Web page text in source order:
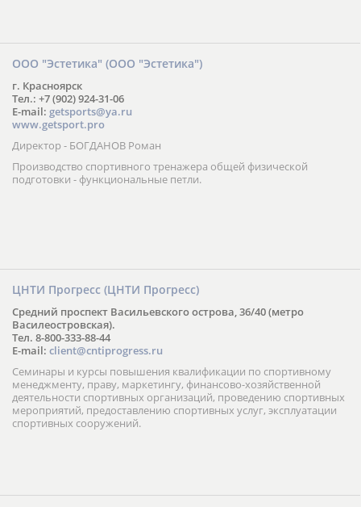
ООО "Эстетика" (ООО "Эстетика")
г. Красноярск
Тел.: +7 (902) 924-31-06
E-mail: getsports@ya.ru
www.getsport.pro
Директор - БОГДАНОВ Роман
Производство спортивного тренажера общей физической
подготовки - функциональные петли.
ЦНТИ Прогресс (ЦНТИ Прогресс)
Средний проспект Васильевского острова, 36/40 (метро
Василеостровская).
Тел. 8-800-333-88-44
E-mail: client@cntiprogress.ru
Семинары и курсы повышения квалификации по спортивному
менеджменту, праву, маркетингу, финансово-хозяйственной
деятельности спортивных организаций, проведению спортивных
мероприятий, предоставлению спортивных услуг, эксплуатации
спортивных сооружений.